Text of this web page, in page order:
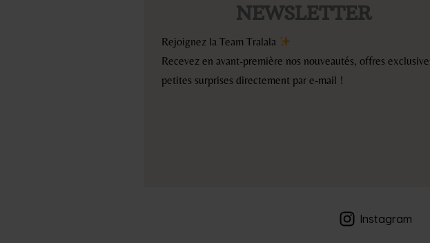
NEWSLETTER
Rejoignez la Team Tralala
Recevez en avant-première nos nouveautés, offres
petites surprises directement par e-mail !
Instagram